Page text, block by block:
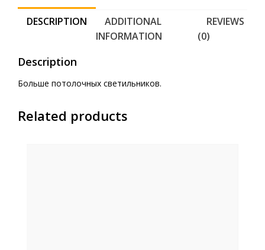
DESCRIPTION
ADDITIONAL
INFORMATION
REVIEWS
(0)
Description
Больше потолочных светильников.
Related products